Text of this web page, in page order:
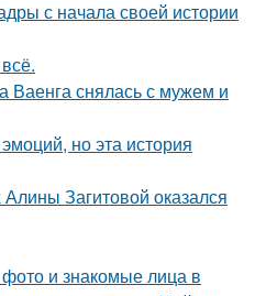
с начала своей истории
Ваенга снялась с мужем и
но эта история
Загитовой оказался
и знакомые лица в